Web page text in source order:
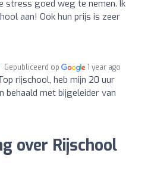
stress goed weg te nemen. Ik
aan! Ook hun prijs is zeer
Gepubliceerd op 1 year ago
rijschool, heb mijn 20 uur
behaald met bijgeleider van
over Rijschool